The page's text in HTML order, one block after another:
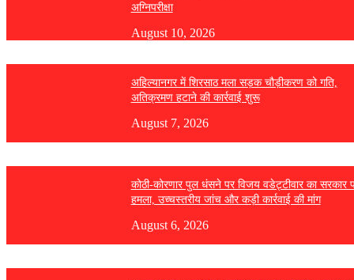
अग्निपरीक्षा
August 10, 2026
अहिल्यानगर में शिरसाठ मला सड़क चौड़ीकरण को गति,
अतिक्रमण हटाने की कार्रवाई शुरू
August 7, 2026
कोठी-कोरणार पुल धंसने पर विजय वडेट्टीवार का सरकार
हमला, उच्चस्तरीय जांच और कड़ी कार्रवाई की मांग
August 6, 2026